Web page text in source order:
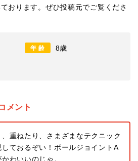
おります。ぜひ投稿元でご覧くださ
年齢 8歳
メント
重ねたり、さまざまなテクニック
ておるぞい！ボールジョイントA
わいいのじゃ。